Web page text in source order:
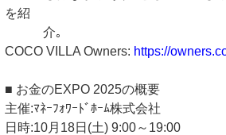
を紹
介｡
COCO VILLA Owners: https://
■ お金のEXPO 2025の概要
主催:ﾏﾈｰﾌｫﾜｰﾄﾞﾎｰﾑ株式会社
日時:10月18日(土) 9:00～19:00